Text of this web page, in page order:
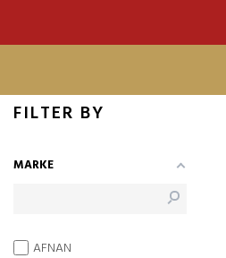
FILTER BY
MARKE
AFNAN